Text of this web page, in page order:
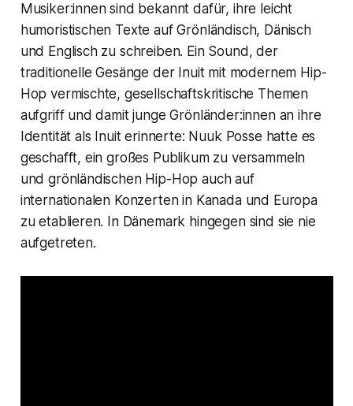
Musiker:innen sind bekannt dafür, ihre leicht
humoristischen Texte auf Grönländisch, Dänisch
und Englisch zu schreiben. Ein Sound, der
traditionelle Gesänge der Inuit mit modernem Hip-
Hop vermischte, gesellschaftskritische Themen
aufgriff und damit junge Grönländer:innen an ihre
Identität als Inuit erinnerte: Nuuk Posse hatte es
geschafft, ein großes Publikum zu versammeln
und grönländischen Hip-Hop auch auf
internationalen Konzerten in Kanada und Europa
zu etablieren. In Dänemark hingegen sind sie nie
aufgetreten.